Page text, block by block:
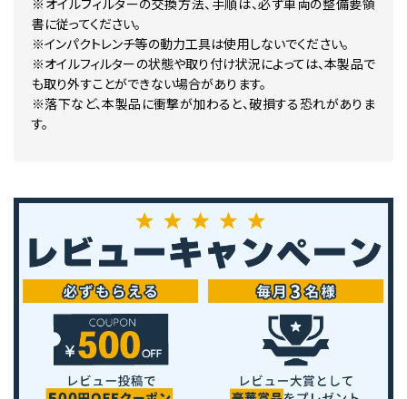
※オイルフィルターの交換方法、手順は、必ず車両の整備要領
書に従ってください。
※インパクトレンチ等の動力工具は使用しないでください。
※オイルフィルターの状態や取り付け状況によっては、本製品で
も取り外すことができない場合があります。
※落下など、本製品に衝撃が加わると、破損する恐れがありま
す。